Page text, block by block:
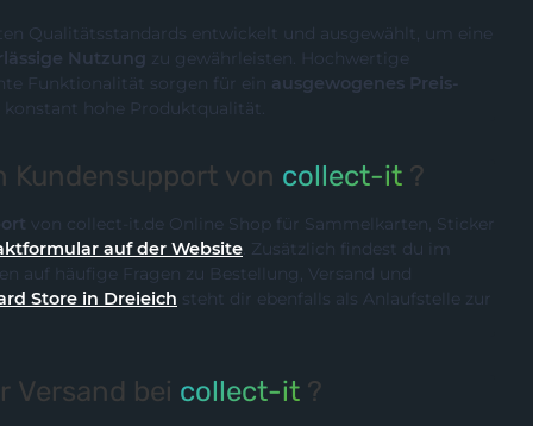
Qualitätsstandards entwickelt und ausgewählt, um eine
Nutzung zu gewährleisten. Hochwertige
Funktionalität sorgen für ein ausgewogenes Preis-
hohe Produktqualität.
Kundensupport von collect-it ?
von collect-it.de Online Shop für Sammelkarten, Sticker
auf der Website. Zusätzlich findest du im
auf häufige Fragen zu Bestellung, Versand und
Store in Dreieich steht dir ebenfalls als Anlaufstelle zur
Versand bei collect-it ?